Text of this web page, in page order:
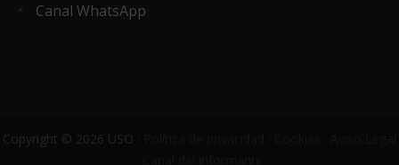
Canal WhatsApp
Copyright © 2026 USO ·